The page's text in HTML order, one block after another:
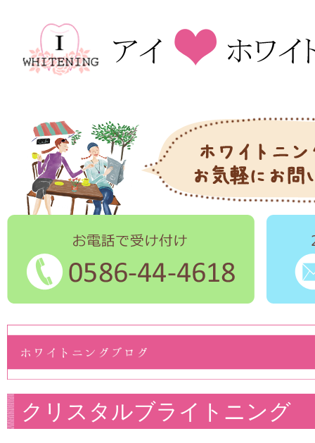
クリスタルブライトニング